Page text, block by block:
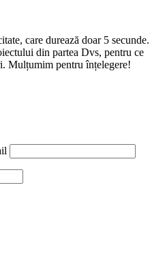
care durează doar 5 secunde.
din partea Dvs, pentru ce
Mulțumim pentru înțelegere!